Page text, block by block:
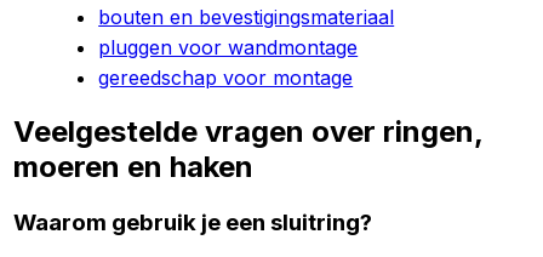
bouten en bevestigingsmateriaal
pluggen voor wandmontage
gereedschap voor montage
Veelgestelde vragen over ringen,
moeren en haken
Waarom gebruik je een sluitring?